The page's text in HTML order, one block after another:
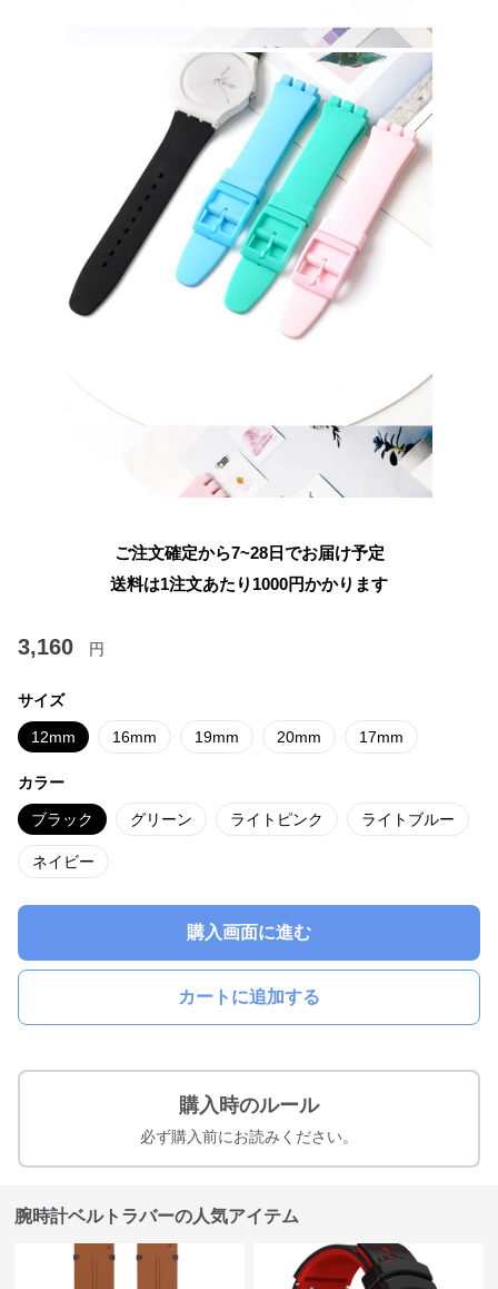
ご注文確定から7~28日でお届け予定
送料は1注文あたり 1000円かかります
3,160 円
サイズ
12mm 16mm 19mm 20mm 17mm
カラー
ブラック グリーン ライトピンク ライトブルー
ネイビー
購入画面に進む
カートに追加する
購入時のルール
必ず購入前にお読みください。
腕時計ベルトラバーの人気アイテム